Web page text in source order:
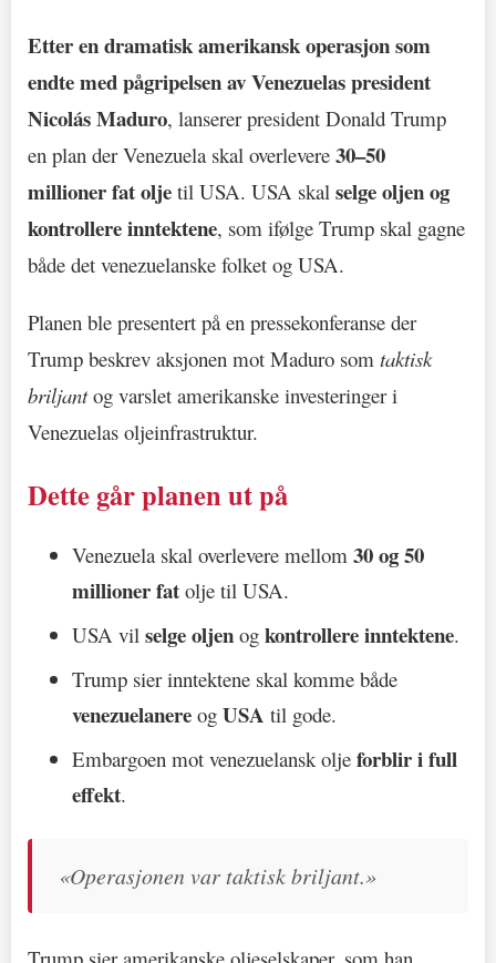
Etter en dramatisk amerikansk operasjon som
endte med pågripelsen av Venezuelas president
Nicolás Maduro, lanserer president Donald Trump
en plan der Venezuela skal overlevere 30–50
millioner fat olje til USA. USA skal selge oljen og
kontrollere inntektene, som ifølge Trump skal gagne
både det venezuelanske folket og USA.
Planen ble presentert på en pressekonferanse der
Trump beskrev aksjonen mot Maduro som taktisk
briljantog varslet amerikanske investeringer i
Venezuelas oljeinfrastruktur.
Dette går planen ut på
Venezuela skal overlevere mellom 30 og 50
millioner fat olje til USA.
USA vil selge oljen og kontrollere inntektene.
Trump sier inntektene skal komme både
venezuelanere og USA til gode.
Embargoen mot venezuelansk olje forblir i full
effekt.
«Operasjonen var taktisk briljant.»